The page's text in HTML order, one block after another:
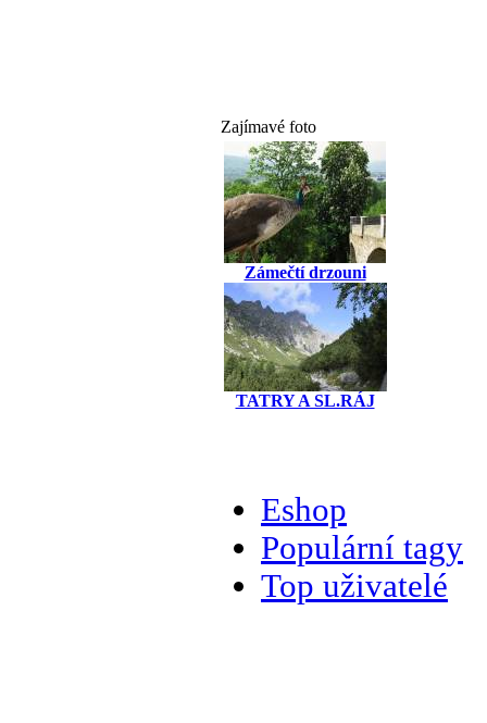
Zajímavé foto
Zámečtí drzouni
TATRY A SL.RÁJ
Eshop
Populární tagy
Top uživatelé